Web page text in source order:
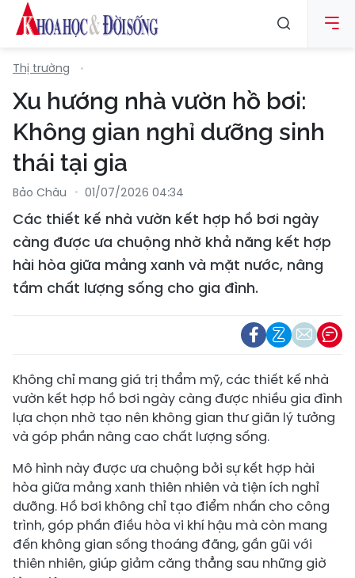
Thị trường
Xu hướng nhà vườn hồ bơi:
Không gian nghỉ dưỡng sinh
thái tại gia
Bảo Châu 01/07/2026 04:34
Các thiết kế nhà vườn kết hợp hồ bơi ngày
càng được ưa chuộng nhờ khả năng kết hợp
hài hòa giữa mảng xanh và mặt nước, nâng
tầm chất lượng sống cho gia đình.
Không chỉ mang giá trị thẩm mỹ, các thiết kế nhà
vườn kết hợp hồ bơi ngày càng được nhiều gia đình
lựa chọn nhờ tạo nên không gian thư giãn lý tưởng
và góp phần nâng cao chất lượng sống.
Mô hình này được ưa chuộng bởi sự kết hợp hài
hòa giữa mảng xanh thiên nhiên và tiện ích nghỉ
dưỡng. Hồ bơi không chỉ tạo điểm nhấn cho công
trình, góp phần điều hòa vi khí hậu mà còn mang
đến không gian sống thoáng đãng, gần gũi với
thiên nhiên, giúp giảm căng thẳng sau những giờ